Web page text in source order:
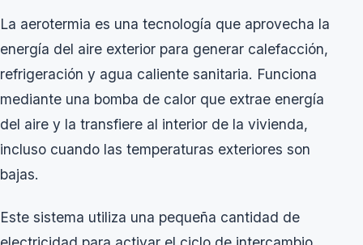
La aerotermia es una tecnología que aprovecha la
energía del aire exterior para generar calefacción,
refrigeración y agua caliente sanitaria. Funciona
mediante una bomba de calor que extrae energía
del aire y la transfiere al interior de la vivienda,
incluso cuando las temperaturas exteriores son
bajas.
Este sistema utiliza una pequeña cantidad de